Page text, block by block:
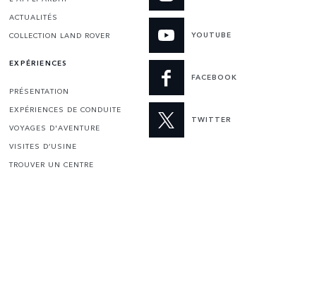
ACTUALITÉS
COLLECTION LAND ROVER
EXPÉRIENCES
PRÉSENTATION
EXPÉRIENCES DE CONDUITE
VOYAGES D'AVENTURE
VISITES D’USINE
TROUVER UN CENTRE
YOUTUBE
FACEBOOK
TWITTER